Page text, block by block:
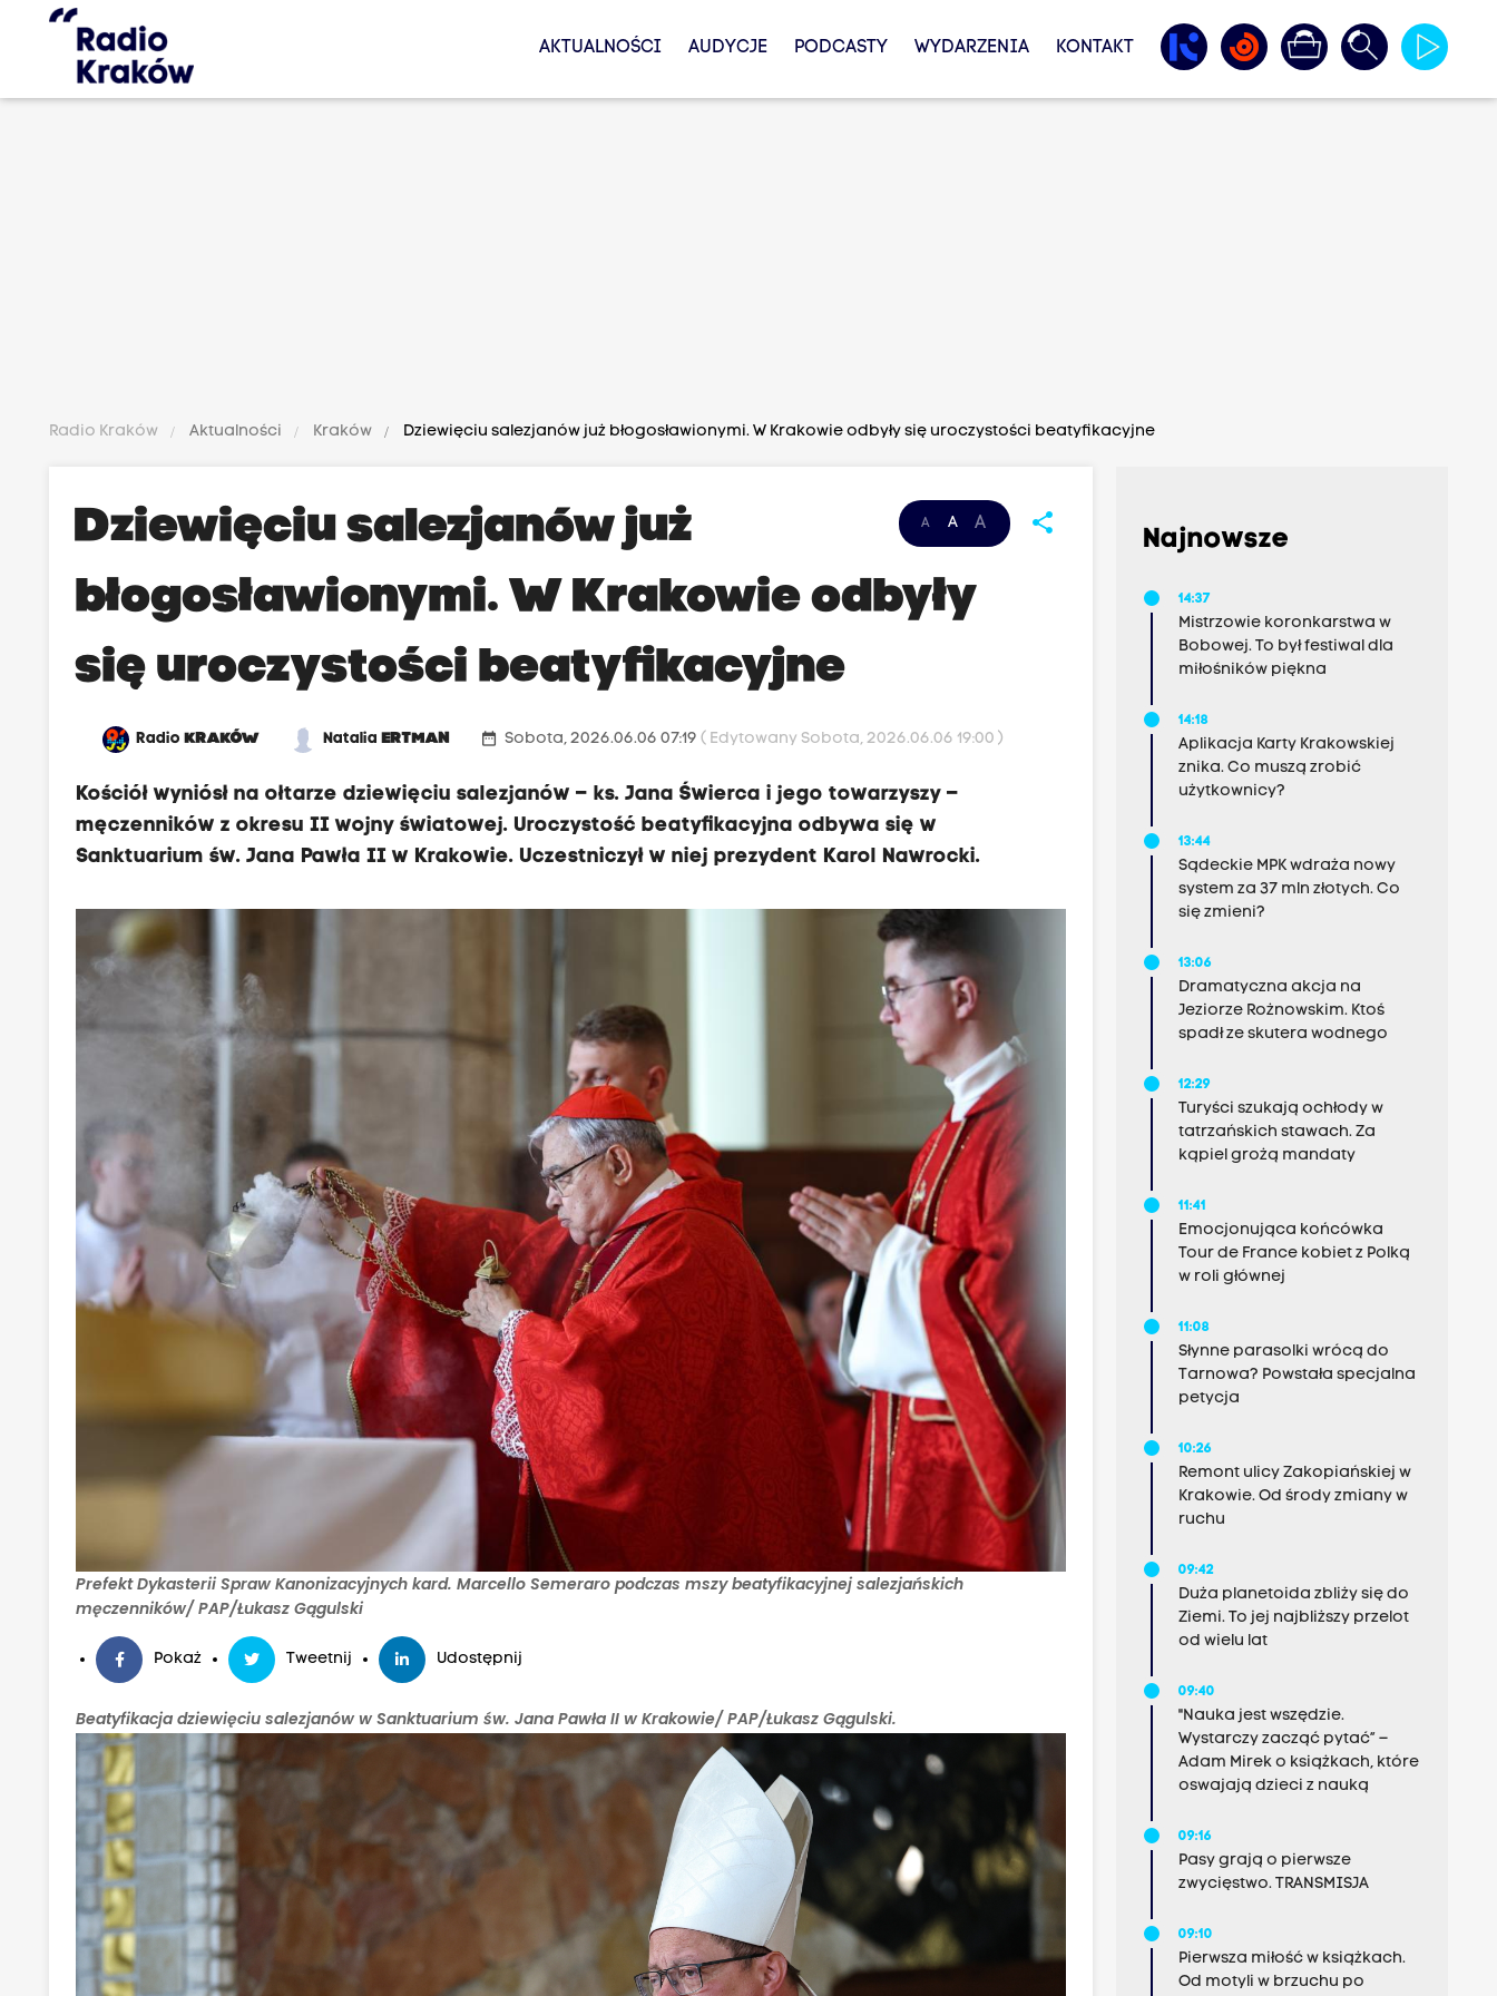
AKTUALNOŚCI AUDYCJE PODCASTY WYDARZENIA KONTAKT
Radio Kraków Aktualności Kraków Dziewięciu salezjanów już błogosławionymi. W Krakowie odbyły się uroczystości beatyfikacyjne
A A A share
Dziewięciu salezjanów już
błogosławionymi. W Krakowie odbyły
się uroczystości beatyfikacyjne
RadioKRAKÓW NataliaERTMAN date_range Sobota, 2026.06.06 07:19( Edytowany Sobota, 2026.06.06 19:00 )
Kościół wyniósł na ołtarze dziewięciu salezjanów – ks. Jana Świerca i jego towarzyszy –
męczenników z okresu II wojny światowej. Uroczystość beatyfikacyjna odbywa się w
Sanktuarium św. Jana Pawła II w Krakowie. Uczestniczył w niej prezydent Karol Nawrocki.
Prefekt Dykasterii Spraw Kanonizacyjnych kard. Marcello Semeraro podczas mszy beatyfikacyjnej salezjańskich
męczenników/ PAP/Łukasz Gągulski
Pokaż Tweetnij Udostępnij
Beatyfikacja dziewięciu salezjanów w Sanktuarium św. Jana Pawła II w Krakowie/ PAP/Łukasz Gągulski.
Najnowsze
14:37
Mistrzowie koronkarstwa w
Bobowej. To był festiwal dla
miłośników piękna
14:18
Aplikacja Karty Krakowskiej
znika. Co muszą zrobić
użytkownicy?
13:44
Sądeckie MPK wdraża nowy
system za 37 mln złotych. Co
się zmieni?
13:06
Dramatyczna akcja na
Jeziorze Rożnowskim. Ktoś
spadł ze skutera wodnego
12:29
Turyści szukają ochłody w
tatrzańskich stawach. Za
kąpiel grożą mandaty
11:41
Emocjonująca końcówka
Tour de France kobiet z Polką
w roli głównej
11:08
Słynne parasolki wrócą do
Tarnowa? Powstała specjalna
petycja
10:26
Remont ulicy Zakopiańskiej w
Krakowie. Od środy zmiany w
ruchu
09:42
Duża planetoida zbliży się do
Ziemi. To jej najbliższy przelot
od wielu lat
09:40
"Nauka jest wszędzie.
Wystarczy zacząć pytać” –
Adam Mirek o książkach, które
oswajają dzieci z nauką
09:16
Pasy grają o pierwsze
zwycięstwo. TRANSMISJA
09:10
Pierwsza miłość w książkach.
Od motyli w brzuchu po